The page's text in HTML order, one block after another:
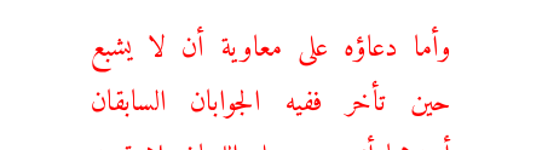
وأما دعاؤه على معاوية أن لا يشبع
حين تأخر ففيه الجوابان السابقان